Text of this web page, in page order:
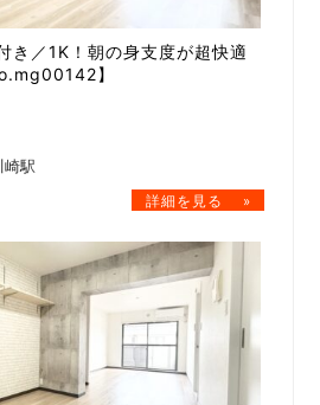
き／1K！朝の身支度が超快適
】
崎駅